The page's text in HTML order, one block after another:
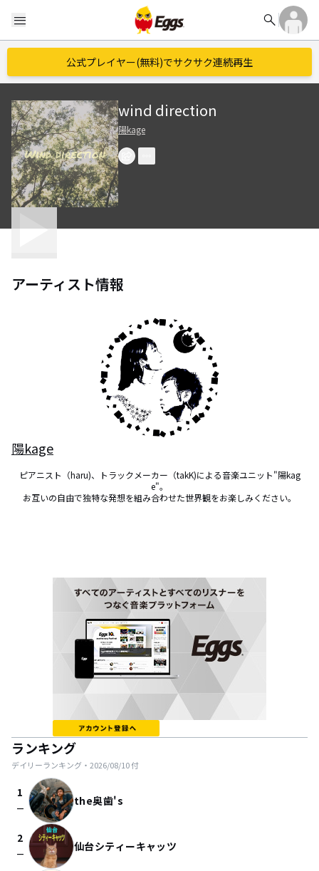
menu search
公式プレイヤー(無料)でサクサク連続再生
wind direction
陽kage
アーティスト情報
陽kage
ピアニスト（haru)、トラックメーカー（takK)による音楽ユニット"陽kag
e"。
お互いの自由で独特な発想を組み合わせた世界観をお楽しみください。
ランキング
デイリーランキング・ 2026/08/10付
1
check_indeterminate_small the奥歯's
2
check_indeterminate_small 仙台シティーキャッツ